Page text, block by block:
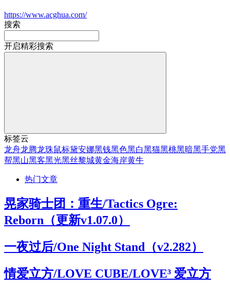
https://www.acghua.com/
搜索
开启精彩搜索
标签云
龙舟龙腾龙珠鼠标黛安娜黑钱黑色黑白黑猫黑桃黑暗黑手党黑
帮黑山黑客黑光黑丝黎城黄金海岸黄牛
热门文章
晃家骑士团：重生/Tactics Ogre:
Reborn（更新v1.07.0）
一夜过后/One Night Stand（v2.282）
情爱立方/LOVE CUBE/LOVE³ 爱立方